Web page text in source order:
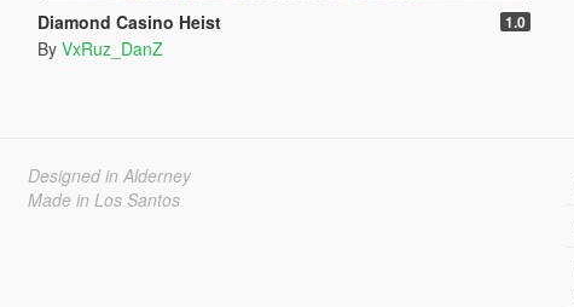
Diamond Casino Heist 1.0
By VxRuz_DanZ
Designed in Alderney
Made in Los Santos